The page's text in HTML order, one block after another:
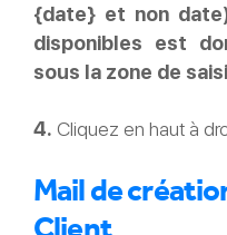
{date} et non
disponibles est
sous la zone de
4. Cliquez en haut à
Mail de
Client